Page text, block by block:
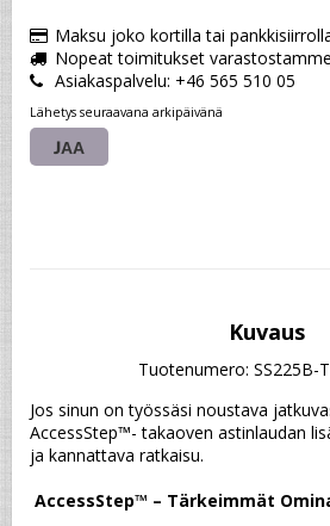
Maksu joko kortilla tai
Nopeat toimitukset
Asiakaspalvelu: +46 565 510 05
Lähetys seuraavana arkipäivänä
JAA
Kuvaus
Tuotenumero: SS225B-
Jos sinun on työssäsi noustava
AccessStep™- takaoven astinlaudan
ja kannattava ratkaisu.
AccessStep™ – Tärkeimmät